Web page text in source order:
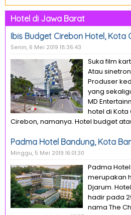
Hotel di Jawa Barat
Ibis Budget Cirebon Hotel, Kota
Senin, 6 Mei 2019 18:36:43
Suka film
Atau
Produser
yang
MD
hotel di Kota
Cirebon, namanya. Hotel budget
Padma Hotel Bandung, Kota
Minggu, 5 Mei 2019 16:01:30
Padma
merupakan
Djarum.
hadir pada
nama The